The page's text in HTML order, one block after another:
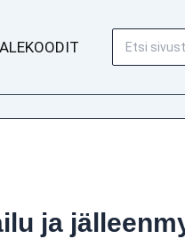
ALEKOODIT
ja